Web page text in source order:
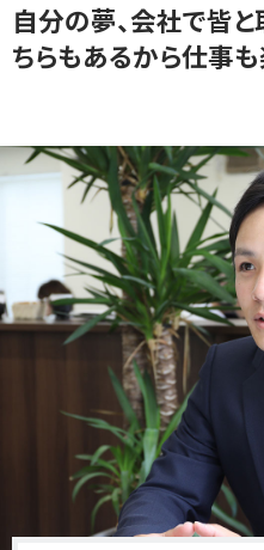
自分の夢、会社で皆と
ちらもあるから仕事も